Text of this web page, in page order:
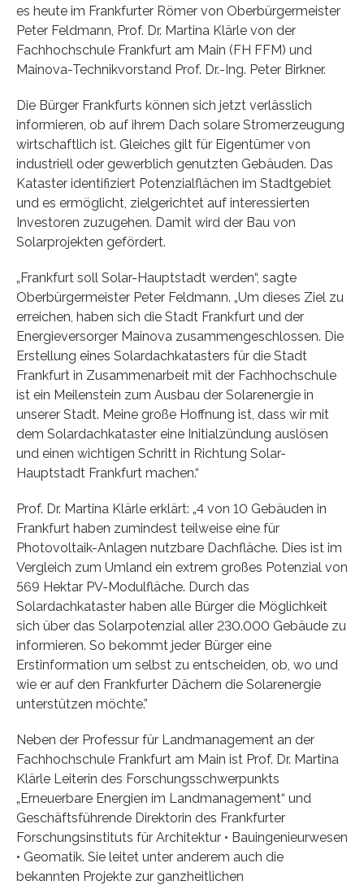
es heute im Frankfurter Römer von Oberbürgermeister
Peter Feldmann, Prof. Dr. Martina Klärle von der
Fachhochschule Frankfurt am Main (FH FFM) und
Mainova-Technikvorstand Prof. Dr.-Ing. Peter Birkner.
Die Bürger Frankfurts können sich jetzt verlässlich
informieren, ob auf ihrem Dach solare Stromerzeugung
wirtschaftlich ist. Gleiches gilt für Eigentümer von
industriell oder gewerblich genutzten Gebäuden. Das
Kataster identifiziert Potenzialflächen im Stadtgebiet
und es ermöglicht, zielgerichtet auf interessierten
Investoren zuzugehen. Damit wird der Bau von
Solarprojekten gefördert.
„Frankfurt soll Solar-Hauptstadt werden“, sagte
Oberbürgermeister Peter Feldmann. „Um dieses Ziel zu
erreichen, haben sich die Stadt Frankfurt und der
Energieversorger Mainova zusammengeschlossen. Die
Erstellung eines Solardachkatasters für die Stadt
Frankfurt in Zusammenarbeit mit der Fachhochschule
ist ein Meilenstein zum Ausbau der Solarenergie in
unserer Stadt. Meine große Hoffnung ist, dass wir mit
dem Solardachkataster eine Initialzündung auslösen
und einen wichtigen Schritt in Richtung Solar-
Hauptstadt Frankfurt machen.“
Prof. Dr. Martina Klärle erklärt: „4 von 10 Gebäuden in
Frankfurt haben zumindest teilweise eine für
Photovoltaik-Anlagen nutzbare Dachfläche. Dies ist im
Vergleich zum Umland ein extrem großes Potenzial von
569 Hektar PV-Modulfläche. Durch das
Solardachkataster haben alle Bürger die Möglichkeit
sich über das Solarpotenzial aller 230.000 Gebäude zu
informieren. So bekommt jeder Bürger eine
Erstinformation um selbst zu entscheiden, ob, wo und
wie er auf den Frankfurter Dächern die Solarenergie
unterstützen möchte.”
Neben der Professur für Landmanagement an der
Fachhochschule Frankfurt am Main ist Prof. Dr. Martina
Klärle Leiterin des Forschungsschwerpunkts
„Erneuerbare Energien im Landmanagement“ und
Geschäftsführende Direktorin des Frankfurter
Forschungsinstituts für Architektur • Bauingenieurwesen
• Geomatik. Sie leitet unter anderem auch die
bekannten Projekte zur ganzheitlichen